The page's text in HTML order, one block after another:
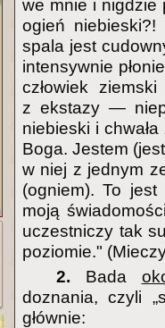
we mnie i nigdzie
ogień
spala jest
intensywnie
człowiek
z ekstazy —
niebieski i
Boga. Jestem
w niej z jednym
(ogniem). To
moją
uczestniczy tak
poziomie."
2. Bada
doznania, czyli
głównie: